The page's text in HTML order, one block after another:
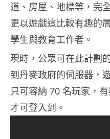
道、房屋、地標等，完
更以遊戲這比較有趣的
學生與教育工作者。
現時，公眾可在此計劃
到丹麥政府的伺服器，
只可容納 70 名玩家，
才可登入到。